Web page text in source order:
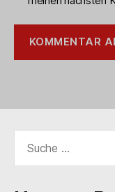
nach: